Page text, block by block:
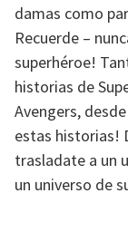
damas como
Recuerde –
superhéroe!
historias de
Avengers,
estas historias!
trasladate a un
un universo de